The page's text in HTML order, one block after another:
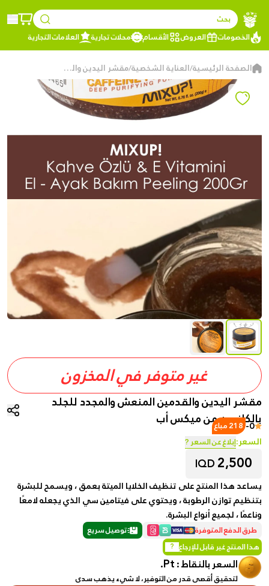
بحث
الخصومات
العروض الأقسام محلات تجارية العلامات التجارية
الصفحة الرئيسية/العناية الشخصية/ مقشر اليدين والقدمين المنعش والمجدد للجلد بالكافيين من ميكس أب
غير متوفر في المخزون
مقشر اليدين والقدمين المنعش والمجدد للجلد
بالكافيين من ميكس أب
0
- 218 مباع
السعر:إبلاغ عن السعر ?
2,500
IQD
يساعد هذا المنتج على تنظيف الخلايا الميتة بعمق ، ويسمح للبشرة
بتنظيم توازن الرطوبة ، ويحتوي على فيتامين سي الذي يجعله لامعًا
وناعمًا ، لجميع أنواع البشرة.
طرق الدفع المتوفرة
توصيل سريع
هذا المنتج غير قابل للإرجاع ?
السعر بالنقاط :Pt.
لتحقيق أقصى قدر من التوفير، لا شيء يذهب سدى